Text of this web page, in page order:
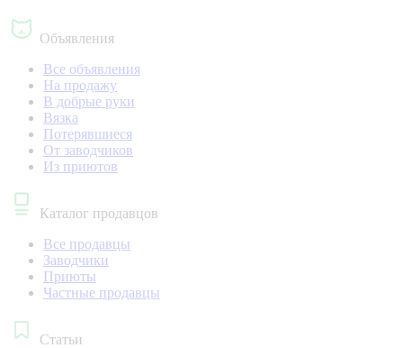
Объявления
Все объявления
На продажу
В добрые руки
Вязка
Потерявшиеся
От заводчиков
Из приютов
Каталог продавцов
Все продавцы
Заводчики
Приюты
Частные продавцы
Статьи